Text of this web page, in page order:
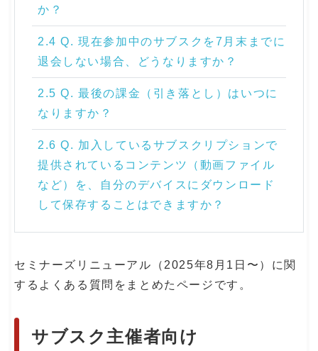
か？
2.4 Q. 現在参加中のサブスクを7月末までに
退会しない場合、どうなりますか？
2.5 Q. 最後の課金（引き落とし）はいつに
なりますか？
2.6 Q. 加入しているサブスクリプションで
提供されているコンテンツ（動画ファイル
など）を、自分のデバイスにダウンロード
して保存することはできますか？
セミナーズリニューアル（2025年8月1日〜）に関
するよくある質問をまとめたページです。
サブスク主催者向け